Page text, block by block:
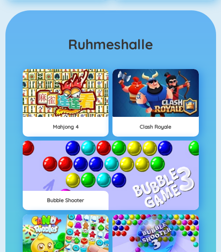
Ruhmeshalle
Mahjong 4 Clash Royale
Bubble Shooter